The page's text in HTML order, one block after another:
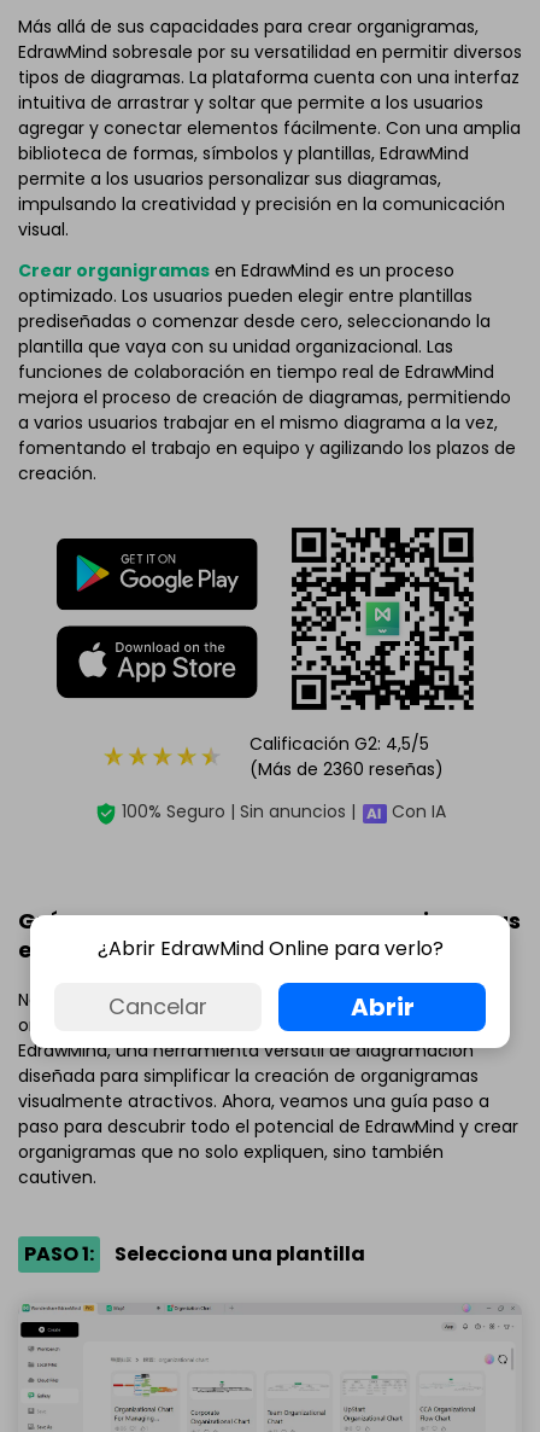
Más allá de sus capacidades para crear organigramas,
EdrawMind sobresale por su versatilidad en permitir diversos
tipos de diagramas. La plataforma cuenta con una interfaz
intuitiva de arrastrar y soltar que permite a los usuarios
agregar y conectar elementos fácilmente. Con una amplia
biblioteca de formas, símbolos y plantillas, EdrawMind
permite a los usuarios personalizar sus diagramas,
impulsando la creatividad y precisión en la comunicación
visual.
Crear organigramas en EdrawMind es un proceso
optimizado. Los usuarios pueden elegir entre plantillas
prediseñadas o comenzar desde cero, seleccionando la
plantilla que vaya con su unidad organizacional. Las
funciones de colaboración en tiempo real de EdrawMind
mejora el proceso de creación de diagramas, permitiendo
a varios usuarios trabajar en el mismo diagrama a la vez,
fomentando el trabajo en equipo y agilizando los plazos de
creación.
Calificación G2: 4,5/5
(Más de 2360 reseñas)
100% Seguro | Sin anuncios |
Con IA
Guía paso a paso para crear organigramas
en EdrawMind
Navegar por el panorama complicado de las estructuras
organizacionales nunca fue más sencillo como con
EdrawMind, una herramienta versátil de diagramación
diseñada para simplificar la creación de organigramas
visualmente atractivos. Ahora, veamos una guía paso a
paso para descubrir todo el potencial de EdrawMind y crear
organigramas que no solo expliquen, sino también
cautiven.
PASO 1: Selecciona una plantilla
¿Abrir EdrawMind Online para verlo?
Cancelar Abrir